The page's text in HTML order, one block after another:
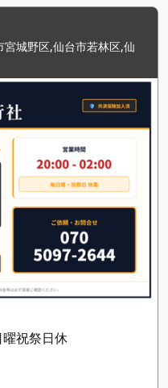
城野区,仙台市若林区,仙
祝祭日休